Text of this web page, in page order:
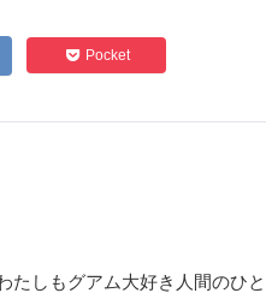
Pocket
たしもグアム大好き人間のひと